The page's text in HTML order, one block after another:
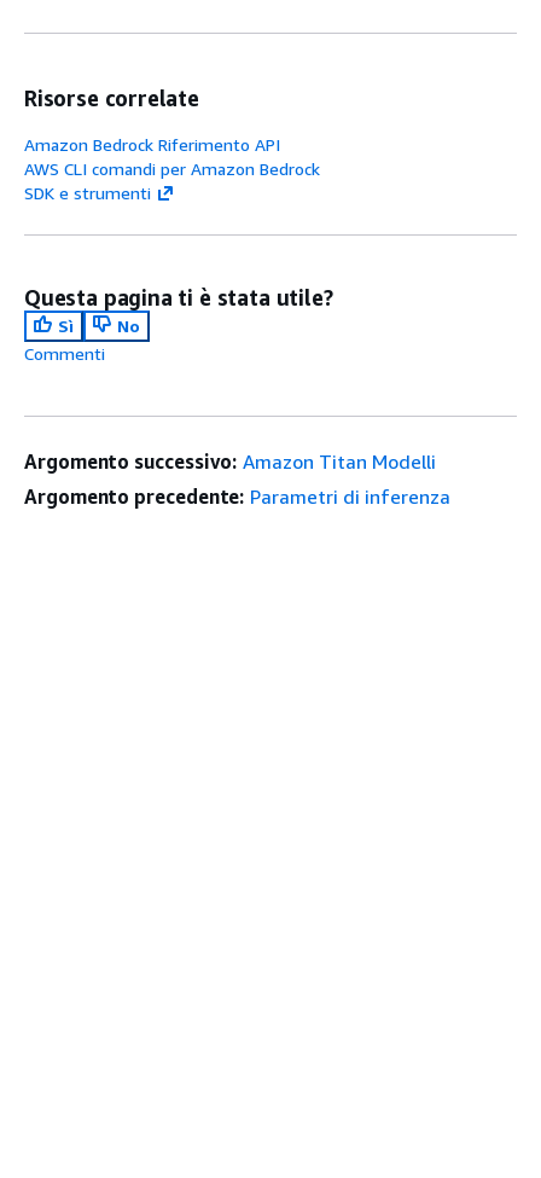
Risorse correlate
Amazon Bedrock Riferimento API
AWS CLI comandi per Amazon Bedrock
SDK e strumenti
Questa pagina ti è stata utile?
Sì
No
Commenti
Argomento successivo: Amazon Titan Modelli
Argomento precedente: Parametri di inferenza